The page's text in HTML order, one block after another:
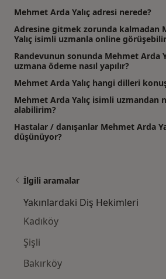
Mehmet Arda Yalıç adresi nerede?
Adresine gitmek zorunda kalmadan
Yalıç isimli uzmanla online
Randevunun sonunda Mehmet Arda
uzmana ödeme nasıl yapılır?
Mehmet Arda Yalıç hangi dilleri
Mehmet Arda Yalıç isimli uzmandan
alabilirim?
Hastalar / danışanlar Mehmet Arda
düşünüyor?
İlgili aramalar
Yakınlardaki Diş Hekimleri
Kadıköy
Şişli
Bakırköy